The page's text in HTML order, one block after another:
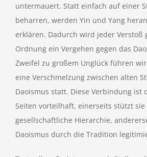
untermauert. Statt einfach auf einer
beharren, werden Yin und Yang
erklären. Dadurch wird jeder Verstoß
Ordnung ein Vergehen gegen das
Zweifel zu großem Unglück führen
eine Verschmelzung zwischen alten
Daoismus statt. Diese Verbindung ist
Seiten vorteilhaft, einerseits stützt sie
gesellschaftliche Hierarchie,
Daoismus durch die Tradition